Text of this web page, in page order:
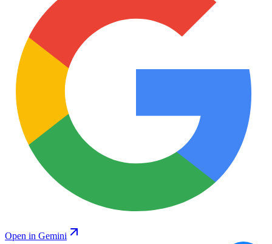
Open in Gemini